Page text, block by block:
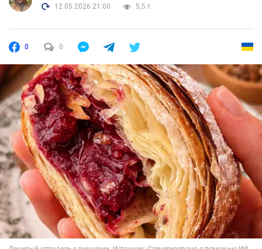
12.05.2026 21:00
5,5 т.
0 0